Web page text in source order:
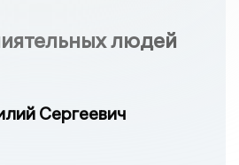
людей
Сергеевич